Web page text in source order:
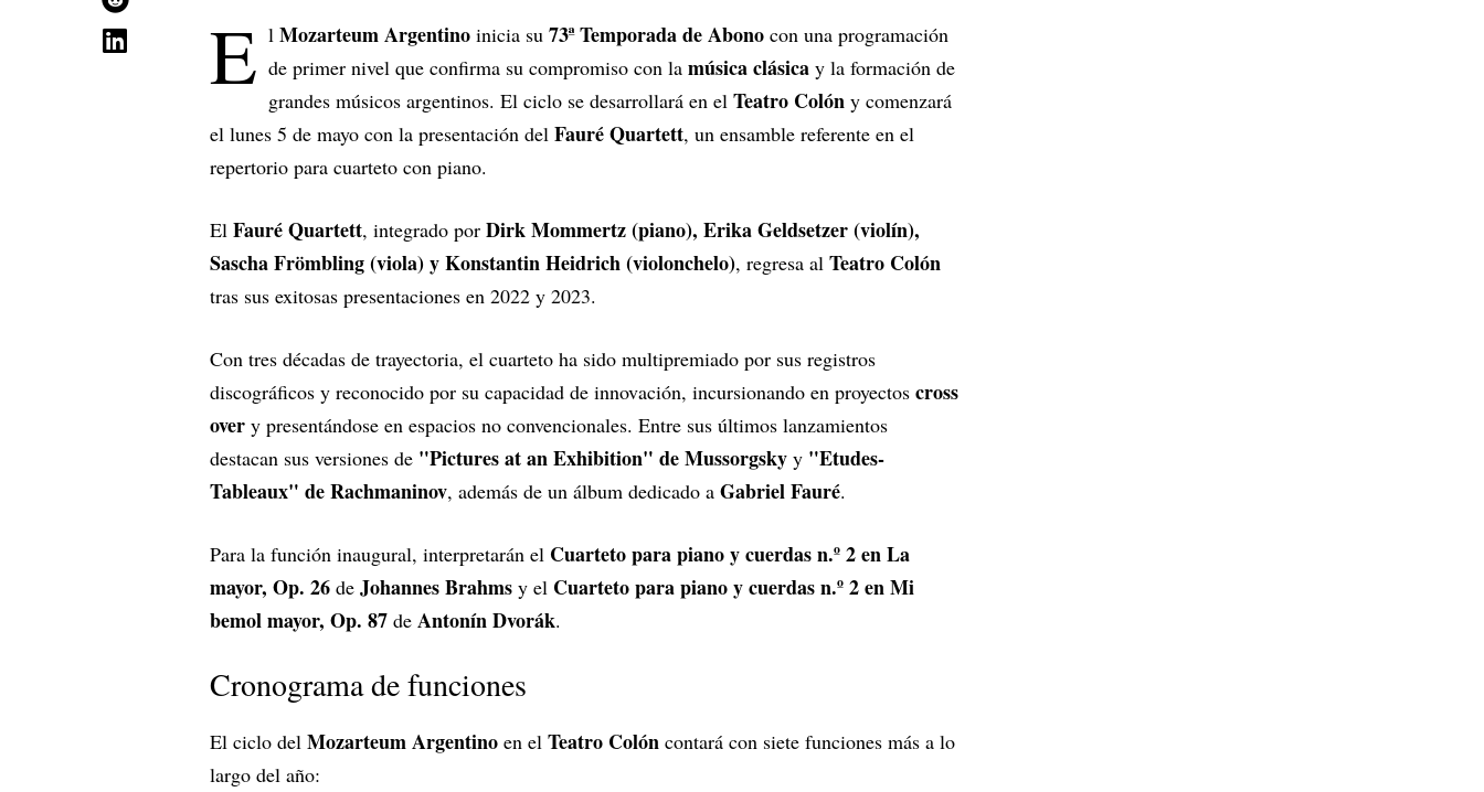
E l Mozarteum Argentino inicia su 73ª Temporada de Abono con una programación
de primer nivel que confirma su compromiso con la música clásica y la formación de
grandes músicos argentinos. El ciclo se desarrollará en el Teatro Colón y comenzará
el lunes 5 de mayo con la presentación del Fauré Quartett, un ensamble referente en el
repertorio para cuarteto con piano.
El Fauré Quartett, integrado por Dirk Mommertz (piano), Erika Geldsetzer (violín),
Sascha Frömbling (viola) y Konstantin Heidrich (violonchelo), regresa al Teatro Colón
tras sus exitosas presentaciones en 2022 y 2023.
Con tres décadas de trayectoria, el cuarteto ha sido multipremiado por sus registros
discográficos y reconocido por su capacidad de innovación, incursionando en proyectos cross
over y presentándose en espacios no convencionales. Entre sus últimos lanzamientos
destacan sus versiones de "Pictures at an Exhibition" de Mussorgsky y "Etudes-
Tableaux" de Rachmaninov, además de un álbum dedicado a Gabriel Fauré.
Para la función inaugural, interpretarán el Cuarteto para piano y cuerdas n.º 2 en La
mayor, Op. 26 de Johannes Brahms y el Cuarteto para piano y cuerdas n.º 2 en Mi
bemol mayor, Op. 87 de Antonín Dvorák.
Cronograma de funciones
El ciclo del Mozarteum Argentino en el Teatro Colón contará con siete funciones más a lo
largo del año: